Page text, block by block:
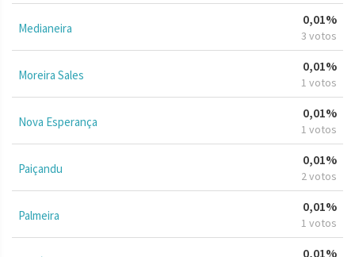
Medianeira
0,01%
3 votos
Moreira Sales
0,01%
1 votos
Nova Esperança
0,01%
1 votos
Paiçandu
0,01%
2 votos
Palmeira
0,01%
1 votos
0,01%